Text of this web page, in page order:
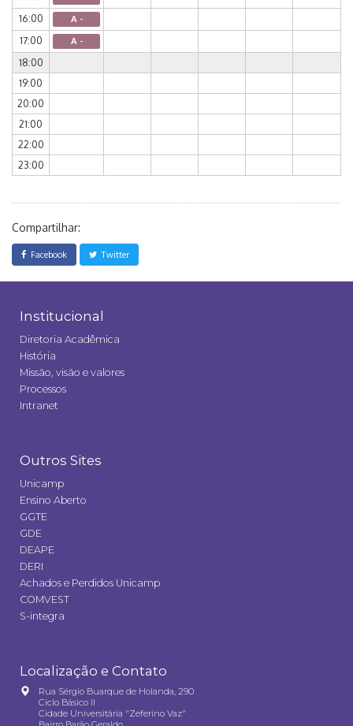
16:00 A -
17:00 A -
18:00
19:00
20:00
21:00
22:00
23:00
Compartilhar:
Facebook Twitter
Institucional
Diretoria Acadêmica
História
Missão, visão e valores
Processos
Intranet
Outros Sites
Unicamp
Ensino Aberto
GGTE
GDE
DEAPE
DERI
Achados e Perdidos Unicamp
COMVEST
S-integra
Localização e Contato
Rua Sérgio Buarque de Holanda, 290
Ciclo Básico II
Cidade Universitária "Zeferino Vaz"